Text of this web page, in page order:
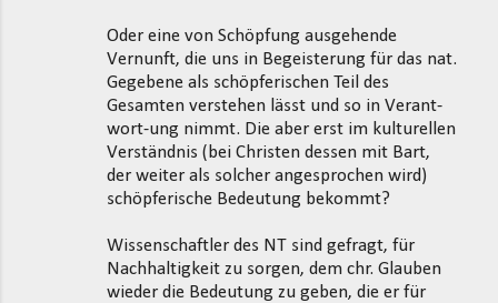
Oder eine von Schöpfung ausgehende
Vernunft, die uns in Begeisterung für das nat.
Gegebene als schöpferischen Teil des
Gesamten verstehen lässt und so in Verant-
wort-ung nimmt. Die aber erst im kulturellen
Verständnis (bei Christen dessen mit Bart,
der weiter als solcher angesprochen wird)
schöpferische Bedeutung bekommt?
Wissenschaftler des NT sind gefragt, für
Nachhaltigkeit zu sorgen, dem chr. Glauben
wieder die Bedeutung zu geben, die er für